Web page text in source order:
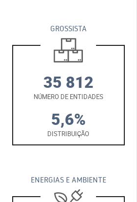
GROSSISTA
35 812
NÚMERO DE ENTIDADES
5,6%
DISTRIBUIÇÃO
ENERGIAS E AMBIENTE